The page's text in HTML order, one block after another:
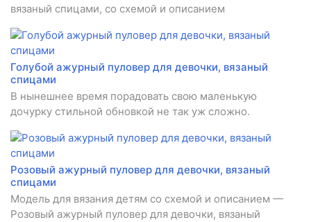
вязаный спицами, со схемой и описанием
Голубой ажурный пуловер для девочки, вязаный
спицами
В нынешнее время порадовать свою маленькую
дочурку стильной обновкой не так уж сложно.
Розовый ажурный пуловер для девочки, вязаный
спицами
Модель для вязания детям со схемой и описанием —
Розовый ажурный пуловер для девочки, вязаный